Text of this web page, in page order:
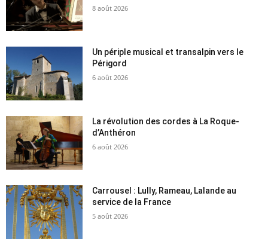
8 août 2026
Un périple musical et transalpin vers le
Périgord
6 août 2026
La révolution des cordes à La Roque-
d’Anthéron
6 août 2026
Carrousel : Lully, Rameau, Lalande au
service de la France
5 août 2026